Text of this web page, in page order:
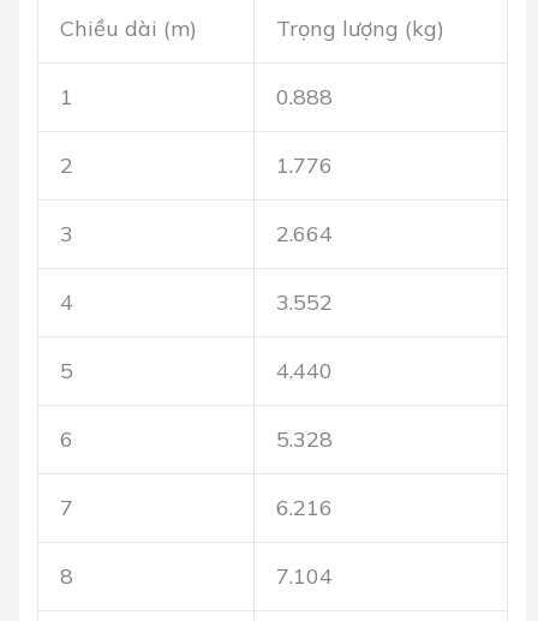
Chiều dài (m)
Trọng lượng (kg)
1 0.888
2 1.776
3 2.664
4 3.552
5 4.440
6 5.328
7 6.216
8 7.104